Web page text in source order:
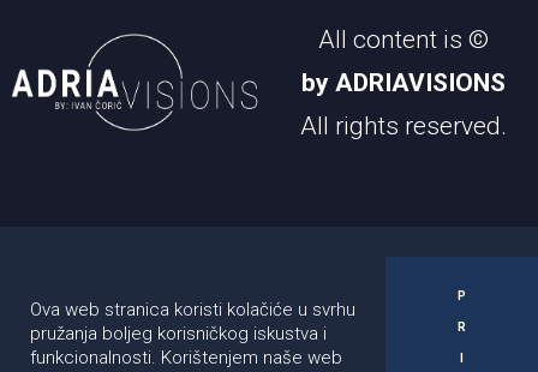
All content is ©
by ADRIAVISIONS
All rights reserved.
Ivan Čorić
+385981723835
Pratite nas:
Ova web stranica koristi kolačiće u svrhu
pružanja boljeg korisničkog iskustva i
funkcionalnosti. Korištenjem naše web
P
R